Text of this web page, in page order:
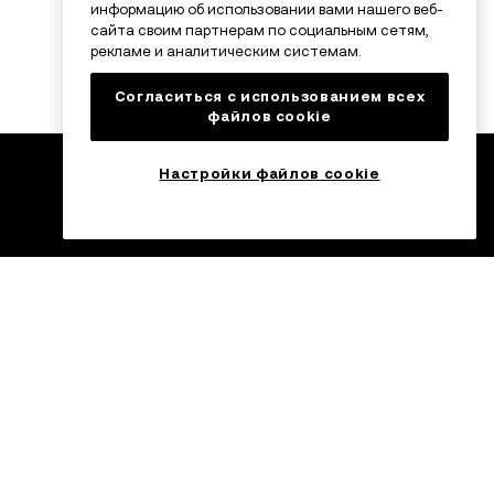
информацию об использовании вами нашего веб-
сайта своим партнерам по социальным сетям,
рекламе и аналитическим системам.
Согласиться с использованием всех
файлов cookie
Настройки файлов cookie